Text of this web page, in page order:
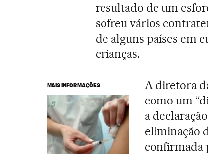
resultado de um
sofreu vários
de alguns países em
crianças.
MAIS INFORMAÇÕES
A diretora
como um
a
eliminação
confirmada